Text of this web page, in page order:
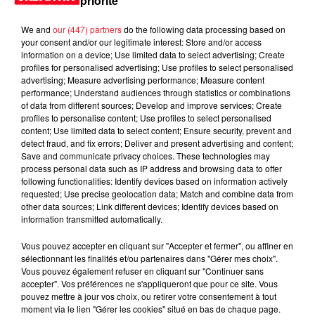
d'un homme prétendant être son fils
Cassie met fin à une ex-escorte
masculine dans sa bataille...
Des vitres tombent de la tour
Montparnasse : des désaccords
entre...
Incendies en Gironde : encore
plusieurs semaines avant
We and our (447) partnersdo the following data processing based on
your consent and/or our legitimate interest: Store and/or access
information on a device; Use limited data to select advertising; Create
profiles for personalised advertising; Use profiles to select personalised
advertising; Measure advertising performance; Measure content
performance; Understand audiences through statistics or combinations
of data from different sources; Develop and improve services; Create
profiles to personalise content; Use profiles to select personalised
content; Use limited data to select content; Ensure security, prevent and
detect fraud, and fix errors; Deliver and present advertising and content;
Save and communicate privacy choices. These technologies may
process personal data such as IP address and browsing data to offer
following functionalities: Identify devices based on information actively
requested; Use precise geolocation data; Match and combine data from
other data sources; Link different devices; Identify devices based on
information transmitted automatically.
Vous pouvez accepter en cliquant sur "Accepter et fermer", ou affiner en
sélectionnant les finalités et/ou partenaires dans "Gérer mes choix".
Vous pouvez également refuser en cliquant sur "Continuer sans
accepter". Vos préférences ne s'appliqueront que pour ce site. Vous
pouvez mettre à jour vos choix, ou retirer votre consentement à tout
moment via le lien "Gérer les cookies" situé en bas de chaque page.